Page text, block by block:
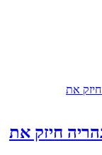
חיזק את